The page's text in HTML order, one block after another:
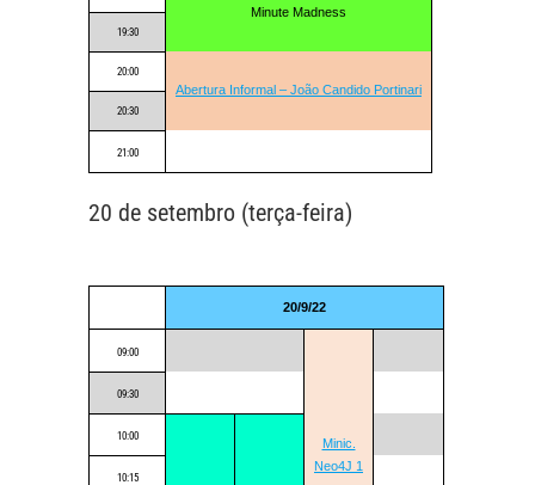
Minute Madness
19:30
20:00
Abertura Informal – João Candido Portinari
20:30
21:00
20 de setembro (terça-feira)
20/9/22
09:00
Minic.
Neo4J 1
09:30
10:00
10:15